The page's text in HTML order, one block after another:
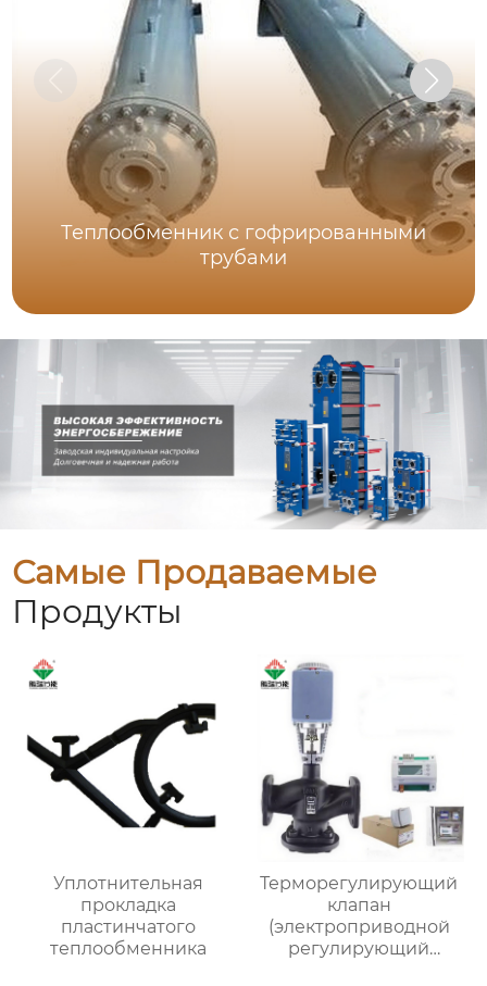
Теплообменник с гофрированными
трубами
Самые Продаваемые
Продукты
Уплотнительная
прокладка
пластинчатого
теплообменника
Терморегулирующий
клапан
(электроприводной
регулирующий